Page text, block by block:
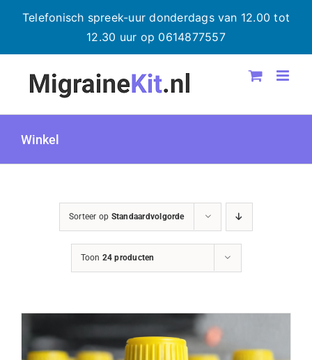
Telefonisch spreek-uur donderdags van 12.00 tot
12.30 uur op 0614877557
Winkel
Sorteer op Standaardvolgorde
Toon 24 producten